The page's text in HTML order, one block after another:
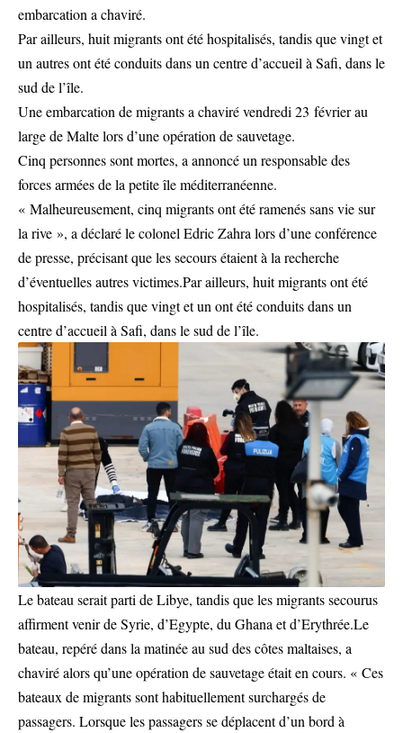
embarcation a chaviré.
Par ailleurs, huit migrants ont été hospitalisés, tandis que vingt et
un autres ont été conduits dans un centre d’accueil à Safi, dans le
sud de l’île.
Une embarcation de migrants a chaviré vendredi 23 février au
large de Malte lors d’une opération de sauvetage.
Cinq personnes sont mortes, a annoncé un responsable des
forces armées de la petite île méditerranéenne.
« Malheureusement, cinq migrants ont été ramenés sans vie sur
la rive », a déclaré le colonel Edric Zahra lors d’une conférence
de presse, précisant que les secours étaient à la recherche
d’éventuelles autres victimes.Par ailleurs, huit migrants ont été
hospitalisés, tandis que vingt et un ont été conduits dans un
centre d’accueil à Safi, dans le sud de l’île.
Le bateau serait parti de Libye, tandis que les migrants secourus
affirment venir de Syrie, d’Egypte, du Ghana et d’Erythrée.Le
bateau, repéré dans la matinée au sud des côtes maltaises, a
chaviré alors qu’une opération de sauvetage était en cours. « Ces
bateaux de migrants sont habituellement surchargés de
passagers. Lorsque les passagers se déplacent d’un bord à